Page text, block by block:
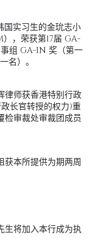
国实习生的金玧志小
，荣获第17届 GA-
组 GA-IN 奖（第一
名）。
律师获香港特别行政
长官转授的权力)重
检审裁处审裁团成员
获本所提供为期两周
生将加入本行成为执